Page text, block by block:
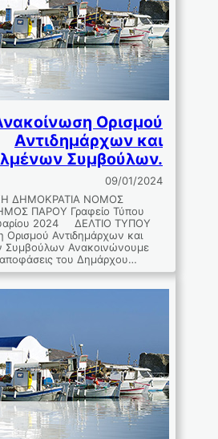
Ορισμού
Αντιδημάρχων και
Συμβούλων.
09/01/2024
∆ΗΜΟΚΡΑΤΙΑ ΝΟΜΟΣ
ΠΑΡΟΥ Γραφείο Τύπου
2024 ΔΕΛΤΙΟ ΤΥΠΟΥ
Ορισμού Αντιδημάρχων και
Συμβούλων Ανακοινώνουμε
του Δημάρχου…